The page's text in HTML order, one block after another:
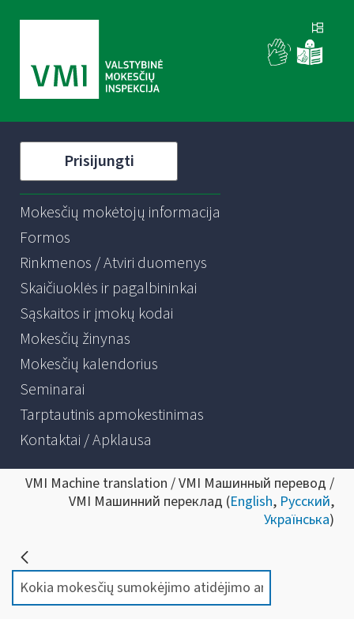
Prisijungti
Mokesčių mokėtojų informacija
Formos
Rinkmenos / Atviri duomenys
Skaičiuoklės ir pagalbininkai
Sąskaitos ir įmokų kodai
Mokesčių žinynas
Mokesčių kalendorius
Seminarai
Tarptautinis apmokestinimas
Kontaktai / Apklausa
VMI Machine translation / VMI Машинный перевод /
VMI Машинний переклад (English, Русский,
Українська)